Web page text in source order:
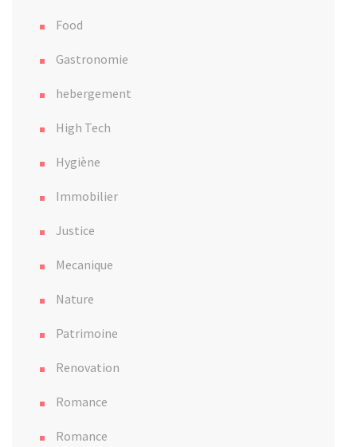
Food
Gastronomie
hebergement
High Tech
Hygiène
Immobilier
Justice
Mecanique
Nature
Patrimoine
Renovation
Romance
Romance